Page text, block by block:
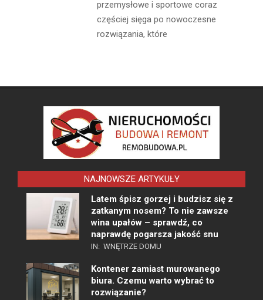
przemysłowe i sportowe coraz
częściej sięga po nowoczesne
rozwiązania, które
NAJNOWSZE ARTYKUŁY
Latem śpisz gorzej i budzisz się z
zatkanym nosem? To nie zawsze
wina upałów – sprawdź, co
naprawdę pogarsza jakość snu
IN: WNĘTRZE DOMU
Kontener zamiast murowanego
biura. Czemu warto wybrać to
rozwiązanie?